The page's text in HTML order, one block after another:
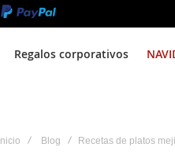
Regalos corporativos
Inicio Blog Recetas de platos